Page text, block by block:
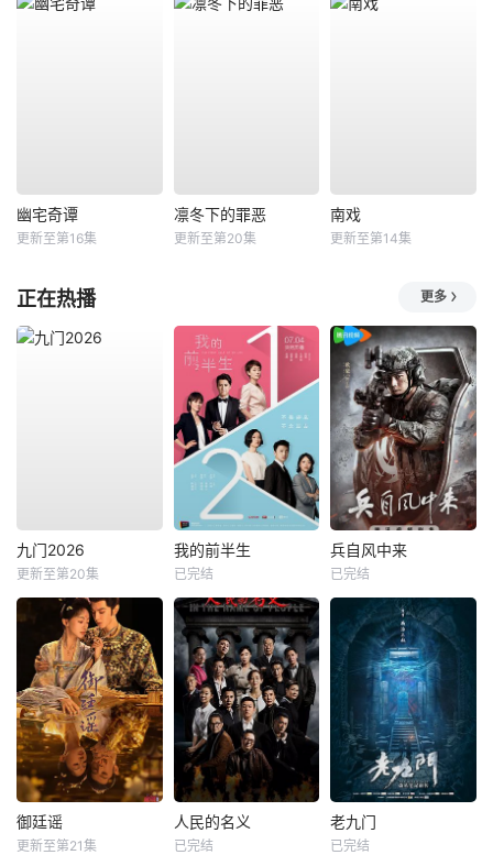
幽宅奇谭
更新至第16集
凛冬下的罪恶
更新至第20集
南戏
更新至第14集
正在热播 更多
九门2026
更新至第20集
我的前半生
已完结
兵自风中来
已完结
御廷谣
更新至第21集
人民的名义
已完结
老九门
已完结